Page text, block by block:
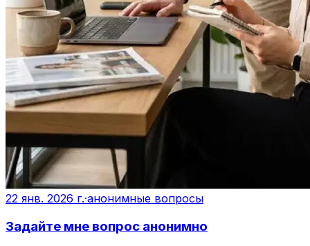
22 янв. 2026 г.·анонимные вопросы
Задайте мне вопрос анонимно